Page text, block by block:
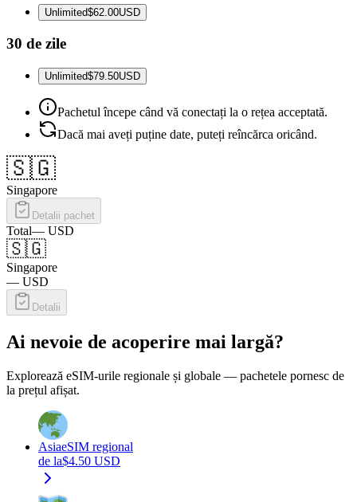
Unlimited$62.00USD
30 de zile
Unlimited$79.50USD
Pachetul începe când vă conectați la o rețea acceptată.
Dacă mai aveți puține date, puteți reîncărca oricând.
🇸🇬
Singapore
Detalii pachet
Total— USD
🇸🇬
Singapore
— USD
Detalii
Ai nevoie de acoperire mai largă?
Explorează eSIM-urile regionale și globale — pachetele pornesc de
la prețul afișat.
AsiaeSIM regional
de la$4.50 USD